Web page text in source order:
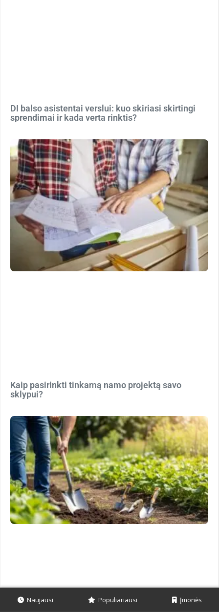
DI balso asistentai verslui: kuo skiriasi skirtingi
sprendimai ir kada verta rinktis?
Kaip pasirinkti tinkamą namo projektą savo
sklypui?
Naujausi Populiariausi Įmonės